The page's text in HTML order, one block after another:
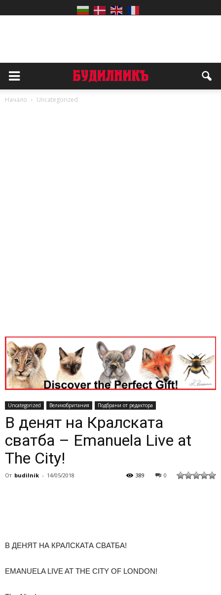
Начало Uncategorized
Uncategorized Великобритания Подбрани от редактора
В денят на Кралската
сватба – Emanuela Live at
The City!
От budilnik - 14/05/2018 0
389
В ДЕНЯТ НА КРАЛСКАТА СВАТБА!
EMANUELA LIVE AT THE CITY OF LONDON!